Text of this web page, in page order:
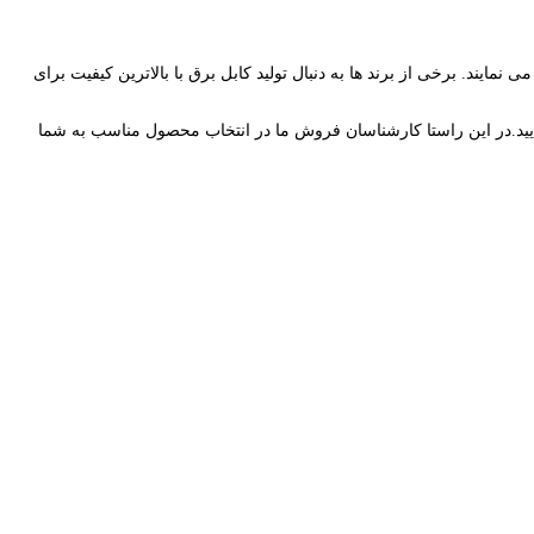
می نمایند. برخی از برند ها به دنبال تولید کابل برق با بالاترین کیفیت برای
این راستا کارشناسان فروش ما در انتخاب محصول مناسب به شما